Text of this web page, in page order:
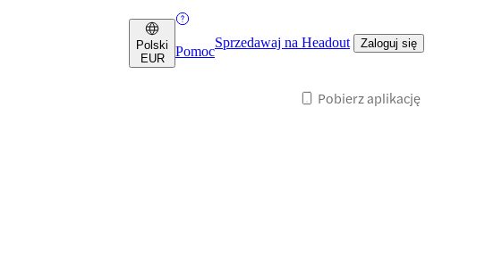
Polski
EUR
Pomoc
Sprzedawaj na Headout Zaloguj się
Pobierz aplikację